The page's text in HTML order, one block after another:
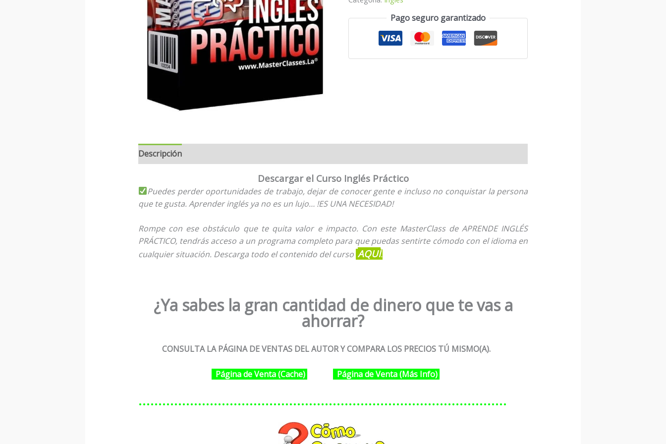
Pago seguro garantizado
Descripción
Descargar el Curso Inglés Práctico
Puedes perder oportunidades de trabajo, dejar de conocer gente e incluso no conquistar la persona
que te gusta. Aprender inglés ya no es un lujo… !ES UNA NECESIDAD!
Rompe con ese obstáculo que te quita valor e impacto. Con este MasterClass de APRENDE INGLÉS
PRÁCTICO, tendrás acceso a un programa completo para que puedas sentirte cómodo con el idioma en
cualquier situación. Descarga todo el contenido del curso AQUÍ.
¿Ya sabes la gran cantidad de dinero que te vas a
ahorrar?
CONSULTA LA PÁGINA DE VENTAS DEL AUTOR Y COMPARA LOS PRECIOS TÚ MISMO(A).
Página de Venta (Cache) Página de Venta (Más Info)
…………………………………………………………………………………